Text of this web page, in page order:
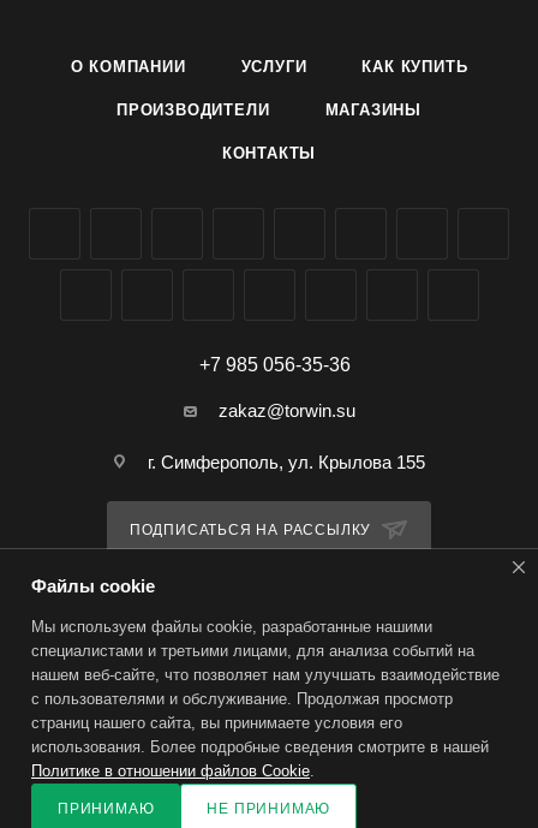
О КОМПАНИИ УСЛУГИ КАК КУПИТЬ
ПРОИЗВОДИТЕЛИ МАГАЗИНЫ
КОНТАКТЫ
+7 985 056-35-36
zakaz@torwin.su
г. Симферополь, ул. Крылова 155
ПОДПИСАТЬСЯ НА РАССЫЛКУ
2026 © TorWin – интернет-магазин
Файлы cookie
Мы используем файлы cookie, разработанные нашими
специалистами и третьими лицами, для анализа событий на
нашем веб-сайте, что позволяет нам улучшать взаимодействие
с пользователями и обслуживание. Продолжая просмотр
страниц нашего сайта, вы принимаете условия его
использования. Более подробные сведения смотрите в нашей
Политике в отношении файлов Cookie.
ПРИНИМАЮ НЕ ПРИНИМАЮ